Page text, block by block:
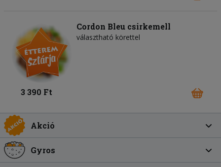
Cordon Bleu csirkemell
választható körettel
3 390 Ft
Akció
Gyros